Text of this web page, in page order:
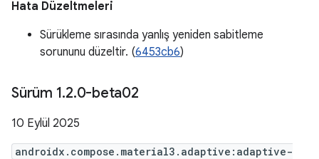
Hata Düzeltmeleri
Sürükleme sırasında yanlış yeniden sabitleme
sorununu düzeltir. (6453cb6)
Sürüm 1.2.0-beta02
10 Eylül 2025
androidx.compose.material3.adaptive:adaptive-